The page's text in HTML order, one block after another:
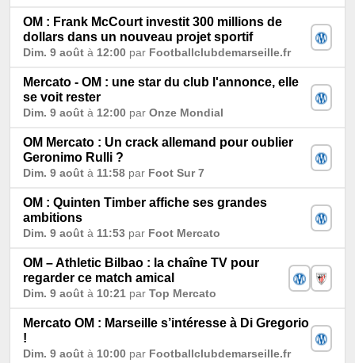
OM : Frank McCourt investit 300 millions de
dollars dans un nouveau projet sportif
Dim. 9 août à 12:00 par Footballclubdemarseille.fr
Mercato - OM : une star du club l'annonce, elle
se voit rester
Dim. 9 août à 12:00 par Onze Mondial
OM Mercato : Un crack allemand pour oublier
Geronimo Rulli ?
Dim. 9 août à 11:58 par Foot Sur 7
OM : Quinten Timber affiche ses grandes
ambitions
Dim. 9 août à 11:53 par Foot Mercato
OM – Athletic Bilbao : la chaîne TV pour
regarder ce match amical
Dim. 9 août à 10:21 par Top Mercato
Mercato OM : Marseille s’intéresse à Di Gregorio
!
Dim. 9 août à 10:00 par Footballclubdemarseille.fr